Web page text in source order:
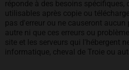
réponde à des besoins spécifiques,
utilisables après copie ou
pas d'erreur ou ne causeront aucun
autre ni que ces erreurs ou
site et les serveurs qui l'hébergent
informatique, cheval de Troie ou